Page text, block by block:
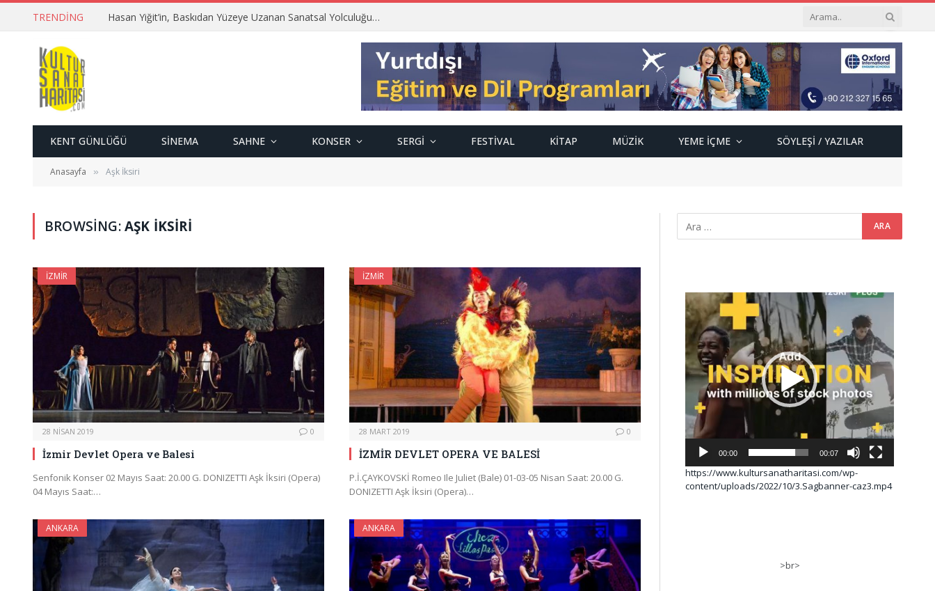
TRENDING Hasan Yiğit’in, Baskıdan Yüzeye Uzanan Sanatsal Yolculuğu…
KENT GÜNLÜĞÜ SINEMA SAHNE KONSER SERGI FESTIVAL KITAP MÜZIK YEME İÇME SÖYLEŞI / YAZILAR
Anasayfa » Aşk İksiri
BROWSING:AŞK İKSIRI
İZMIR
28 NISAN 2019 0
İzmir Devlet Opera ve Balesi
Senfonik Konser 02 Mayıs Saat: 20.00 G. DONIZETTI Aşk İksiri (Opera)
04 Mayıs Saat:…
İZMIR
28 MART 2019 0
İZMİR DEVLET OPERA VE BALESİ
P.İ.ÇAYKOVSKİ Romeo Ile Juliet (Bale) 01-03-05 Nisan Saat: 20.00 G.
DONIZETTI Aşk İksiri (Opera)…
ANKARA ANKARA
Video
oynatıcı
00:00 00:07
https://www.kultursanatharitasi.com/wp-
content/uploads/2022/10/3.Sagbanner-caz3.mp4
>br>